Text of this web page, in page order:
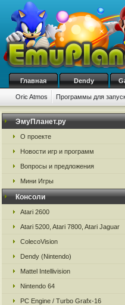
Главная Dendy
Oric Atmos Программы для
ЭмуПланет.ру
О проекте
Новости игр и программ
Вопросы и предложения
Мини Игры
Консоли
Atari 2600
Atari 5200, Atari 7800, Atari Jaguar
ColecoVision
Dendy (Nintendo)
Mattel Intellivision
Nintendo 64
PC Engine / Turbo Grafx-16